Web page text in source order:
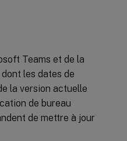
Teams et de la
les dates de
la version actuelle
de bureau
de mettre à jour